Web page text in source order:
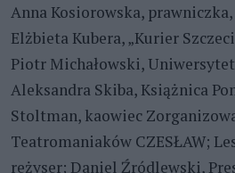
Anna Kosiorowska,
Elżbieta Kubera, „Kurier
Piotr Michałowski,
Aleksandra Skiba, Książnica
Stoltman, kaowiec
Teatromaniaków CZESŁAW;
reżyser; Daniel Źródlewski,